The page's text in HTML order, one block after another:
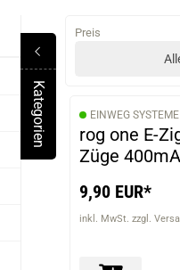
KategorienToggle Menu
Preis
EINWEG SYSTEME
rog one E-
Züge
9,90 EUR*
inkl. MwSt. zzgl.